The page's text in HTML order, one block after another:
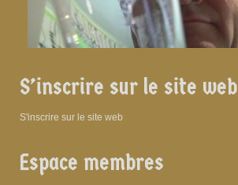
S’inscrire sur le site web
S'inscrire sur le site web
Espace membres